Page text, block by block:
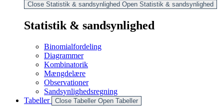
Close Statistik & sandsynlighed Open Statistik & sandsynlighed
Statistik & sandsynlighed
Binomialfordeling
Diagrammer
Kombinatorik
Mængdelære
Observationer
Sandsynlighedsregning
Tabeller
Close Tabeller Open Tabeller